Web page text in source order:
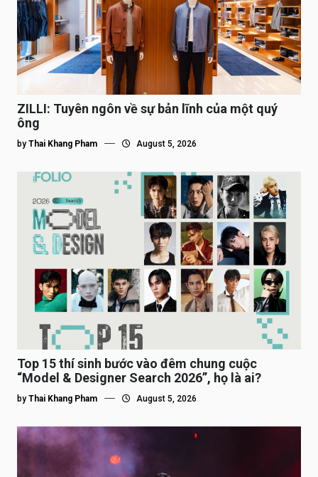
ZILLI: Tuyên ngôn về sự bản lĩnh của một quý
ông
by Thai Khang Pham August 5, 2026
Top 15 thí sinh bước vào đêm chung cuộc
“Model & Designer Search 2026”, họ là ai?
by Thai Khang Pham August 5, 2026